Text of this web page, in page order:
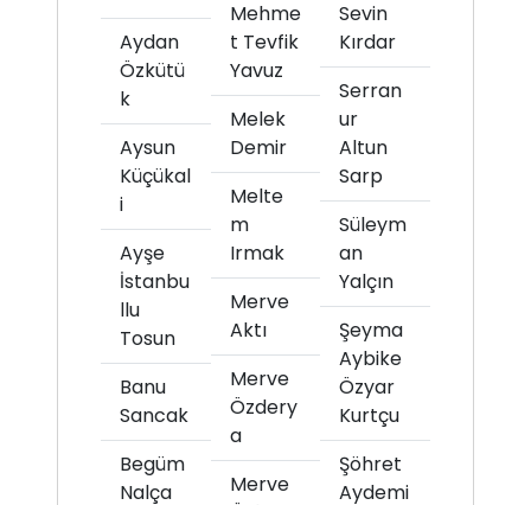
Aydan
Özkütü
k
Aysun
Küçükal
i
Ayşe
İstanbu
llu
Tosun
Banu
Sancak
Begüm
Nalça
Mehme
t Tevfik
Yavuz
Melek
Demir
Melte
m
Irmak
Merve
Aktı
Merve
Özdery
a
Merve
Sevin
Kırdar
Serran
ur
Altun
Sarp
Süleym
an
Yalçın
Şeyma
Aybike
Özyar
Kurtçu
Şöhret
Aydemi